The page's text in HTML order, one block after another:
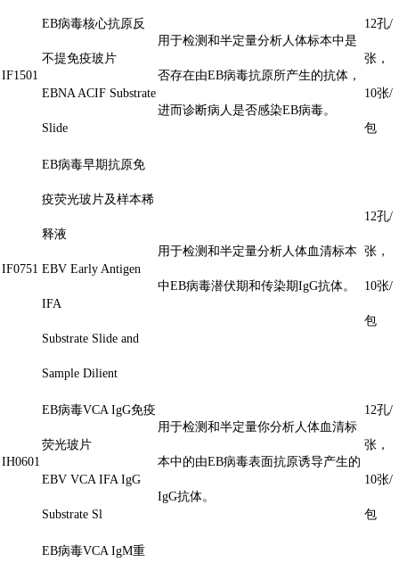
IF1501
EB病毒核心抗原反
不提免疫玻片
EBNA ACIF Substrate
Slide
用于检测和半定量分析人体标本中是
否存在由EB病毒抗原所产生的抗体，
进而诊断病人是否感染EB病毒。
12孔/
张，
10张/
包
IF0751
EB病毒早期抗原免
疫荧光玻片及样本稀
释液
EBV Early Antigen
IFA
Substrate Slide and
Sample Dilient
用于检测和半定量分析人体血清标本
中EB病毒潜伏期和传染期IgG抗体。
12孔/
张，
10张/
包
IH0601
EB病毒VCA IgG免疫
荧光玻片
EBV VCA IFA IgG
Substrate Sl
用于检测和半定量你分析人体血清标
本中的由EB病毒表面抗原诱导产生的
IgG抗体。
12孔/
张，
10张/
包
EB病毒VCA IgM重